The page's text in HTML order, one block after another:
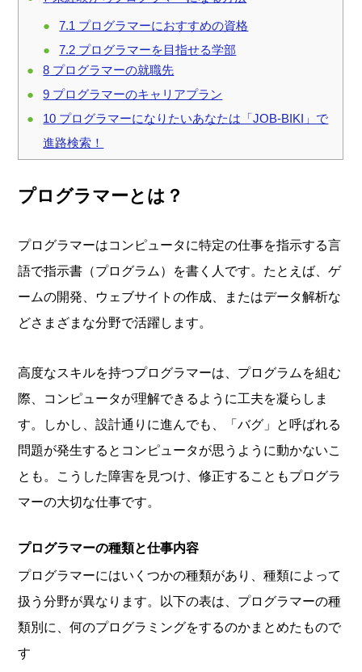
7.1 プログラマーにおすすめの資格
7.2 プログラマーを目指せる学部
8 プログラマーの就職先
9 プログラマーのキャリアプラン
10 プログラマーになりたいあなたは「JOB-BIKI」で
進路検索！
プログラマーとは？
プログラマーはコンピュータに特定の仕事を指示する言
語で指示書（プログラム）を書く人です。たとえば、ゲ
ームの開発、ウェブサイトの作成、またはデータ解析な
どさまざまな分野で活躍します。
高度なスキルを持つプログラマーは、プログラムを組む
際、コンピュータが理解できるように工夫を凝らしま
す。しかし、設計通りに進んでも、「バグ」と呼ばれる
問題が発生するとコンピュータが思うように動かないこ
とも。こうした障害を見つけ、修正することもプログラ
マーの大切な仕事です。
プログラマーの種類と仕事内容
プログラマーにはいくつかの種類があり、種類によって
扱う分野が異なります。以下の表は、プログラマーの種
類別に、何のプログラミングをするのかまとめたもので
す